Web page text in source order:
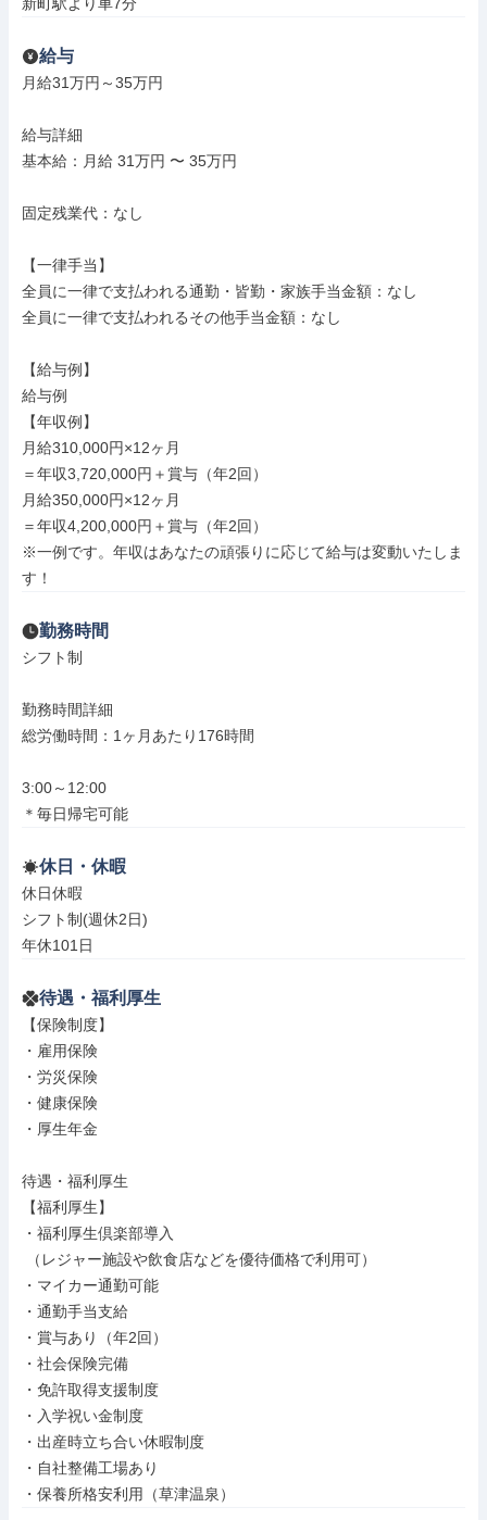
給与
月給31万円～35万円
給与詳細
基本給：月給 31万円 〜 35万円
固定残業代：なし
【一律手当】
全員に一律で支払われる通勤・皆勤・家族手当金額：なし
全員に一律で支払われるその他手当金額：なし
【給与例】
給与例
【年収例】
月給310,000円×12ヶ月
＝年収3,720,000円＋賞与（年2回）
月給350,000円×12ヶ月
＝年収4,200,000円＋賞与（年2回）
※一例です。年収はあなたの頑張りに応じて給与は変動いたしま
す！
勤務時間
シフト制
勤務時間詳細
総労働時間：1ヶ月あたり176時間
3:00～12:00
＊毎日帰宅可能
休日・休暇
休日休暇
シフト制(週休2日)
年休101日
待遇・福利厚生
【保険制度】
・雇用保険
・労災保険
・健康保険
・厚生年金
待遇・福利厚生
【福利厚生】
・福利厚生倶楽部導入
・マイカー通勤可能
・通勤手当支給
・賞与あり（年2回）
・社会保険完備
・免許取得支援制度
・入学祝い金制度
・出産時立ち合い休暇制度
・自社整備工場あり
・保養所格安利用（草津温泉）